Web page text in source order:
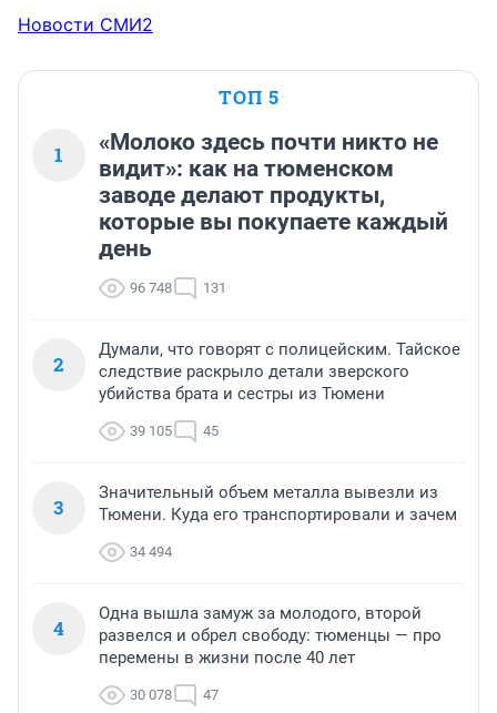
Новости СМИ2
ТОП 5
1
«Молоко здесь почти никто не
видит»: как на тюменском
заводе делают продукты,
которые вы покупаете каждый
день
96 748 131
2
Думали, что говорят с полицейским. Тайское
следствие раскрыло детали зверского
убийства брата и сестры из Тюмени
39 105 45
3
Значительный объем металла вывезли из
Тюмени. Куда его транспортировали и зачем
34 494
4
Одна вышла замуж за молодого, второй
развелся и обрел свободу: тюменцы — про
перемены в жизни после 40 лет
30 078 47